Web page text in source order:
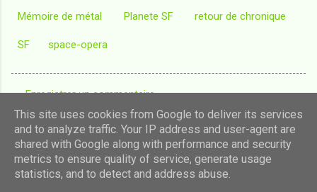
Mémoire de métal Planete SF retour de chronique
SF space-opera
C
o
m
m
Enregistrer un commentaire
Fourni par Blogger
This site uses cookies from Google to deliver its services
and to analyze traffic. Your IP address and user-agent are
shared with Google along with performance and security
metrics to ensure quality of service, generate usage
statistics, and to detect and address abuse.